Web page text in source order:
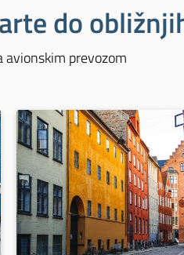
do
avionskim prevozom